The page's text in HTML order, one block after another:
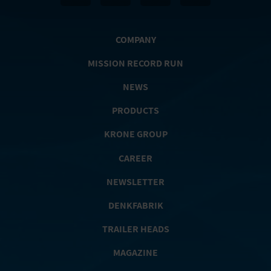
COMPANY
MISSION RECORD RUN
NEWS
PRODUCTS
KRONE GROUP
CAREER
NEWSLETTER
DENKFABRIK
TRAILER HEADS
MAGAZINE